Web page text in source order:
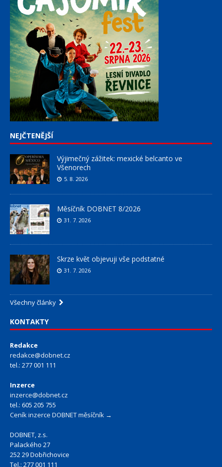
NEJČTENĚJŠÍ
Výjimečný zážitek: mexické belcanto ve
Všenorech
5. 8. 2026
Měsíčník DOBNET 8/2026
31. 7. 2026
Skrze květ objevuji vše podstatné
31. 7. 2026
Všechny články
KONTAKTY
Redakce
redakce@dobnet.cz
tel.: 277 001 111
Inzerce
inzerce@dobnet.cz
tel.: 605 205 755
Ceník inzerce DOBNET měsíčník →
DOBNET, z.s.
Palackého 27
252 29 Dobřichovice
Tel.: 277 001 111